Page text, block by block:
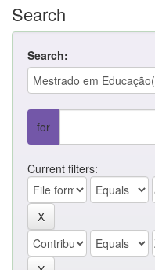
Search
Search:
for
Current filters: